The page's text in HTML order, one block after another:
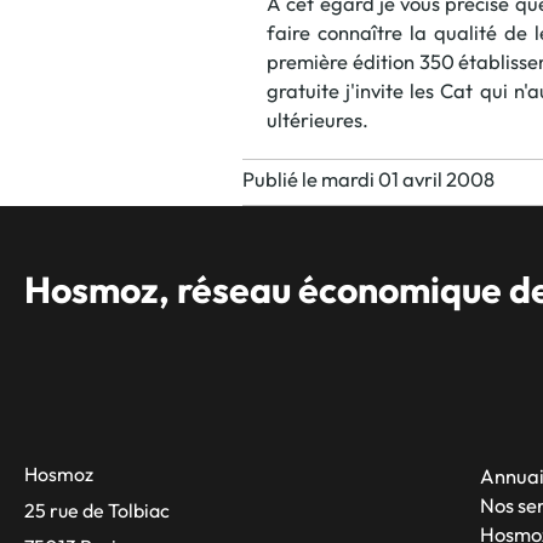
faire connaître la qualité de
première édition 350
gratuite j'invite les Cat qui
ultérieures.
Publié le mardi 01 avril 2008
Hosmoz, réseau économique
Hosmoz
25 rue de Tolbiac
Nos